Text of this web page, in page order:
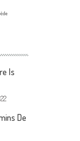
Is
De